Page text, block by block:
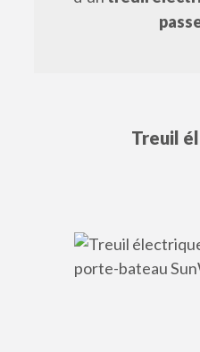
Treuil